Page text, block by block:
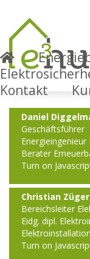
Kontakt
Team
Daniel
Geschäftsführer
Energieingenieur
Berater
Turn on
Christian Züger
Bereichsleiter
Eidg. dipl.
Turn on